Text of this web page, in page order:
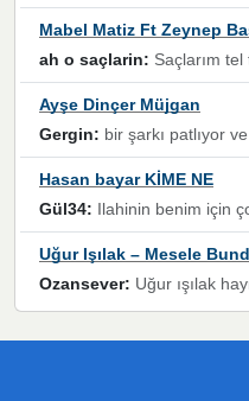
Mabel Matiz Ft Zeynep
ah o saçlarin: Saçlarım tel tel beyazlıyor beyazlagına degil yanımda sen yoksun
Ayşe Dinçer Müjgan
Gergin: bir şarkı patlıyor ve o şarkıyı millet her paylaşımın altına koyuyor ve öyle bir durum hal alıyor ki şarkıyı dinlemeden şarkıdan
Hasan bayar KİME NE
Gül34: Ilahinin benim için çok özel bir yeri var İlk çıktığında komşum ne kadar yüksek sesle dinliyorsa orada duymuştum ve YouTube'dan aratıp Bu ilahiyi
Uğur Işılak – Mesele
Ozansever: Uğur ışılak hayrani olarak eski yeni tüm eserlerini keyifle huzurla